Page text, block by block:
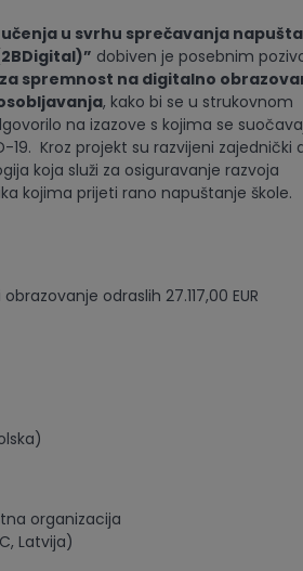
čenja u svrhu sprečavanja
dobiven je posebnim
spremnost na digitalno
, kako bi se u strukovnom
na izazove s kojima se
Kroz projekt su razvijeni zajednički
koja služi za osiguravanje razvoja
kojima prijeti rano napuštanje škole.
odraslih 27.117,00 EUR
organizacija
Latvija)